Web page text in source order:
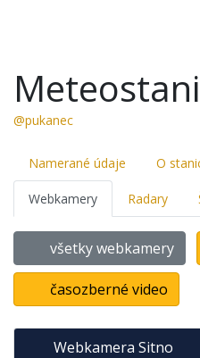
@pukanec
Namerané údaje O
Webkamery Radary
všetky webkamery
časozberné video
Webkamera Sitno